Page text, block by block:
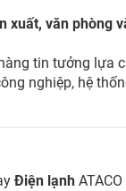
xuất, văn phòng
tin tưởng lựa
nghiệp, hệ
Điện lạnh